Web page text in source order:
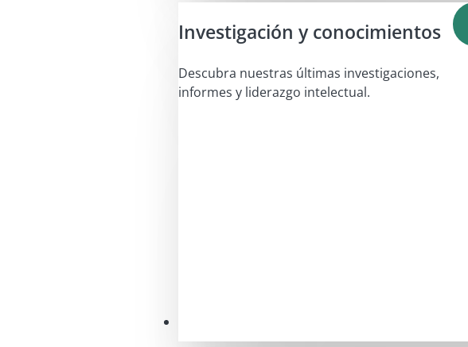
Investigación y conocimientos
Descubra nuestras últimas investigaciones,
informes y liderazgo intelectual.